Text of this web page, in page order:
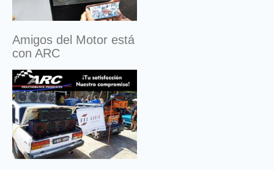
Amigos del Motor está
con ARC